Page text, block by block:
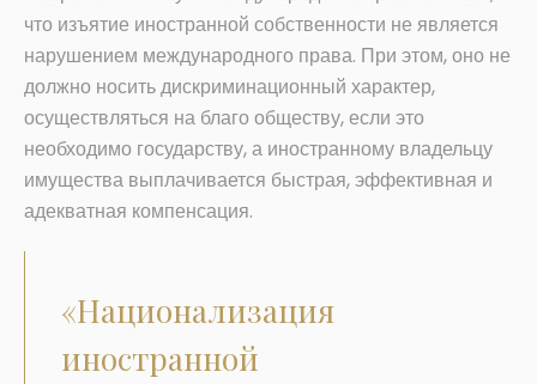
что изъятие иностранной собственности не является
нарушением международного права. При этом, оно не
должно носить дискриминационный характер,
осуществляться на благо обществу, если это
необходимо государству, а иностранному владельцу
имущества выплачивается быстрая, эффективная и
адекватная компенсация.
«Национализация
иностранной